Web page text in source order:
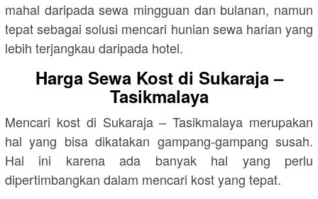
mahal daripada sewa mingguan dan bulanan, namun
tepat sebagai solusi mencari hunian sewa harian yang
lebih terjangkau daripada hotel.
Harga Sewa Kost di Sukaraja –
Tasikmalaya
Mencari kost di Sukaraja – Tasikmalaya merupakan
hal yang bisa dikatakan gampang-gampang susah.
Hal ini karena ada banyak hal yang perlu
dipertimbangkan dalam mencari kost yang tepat.